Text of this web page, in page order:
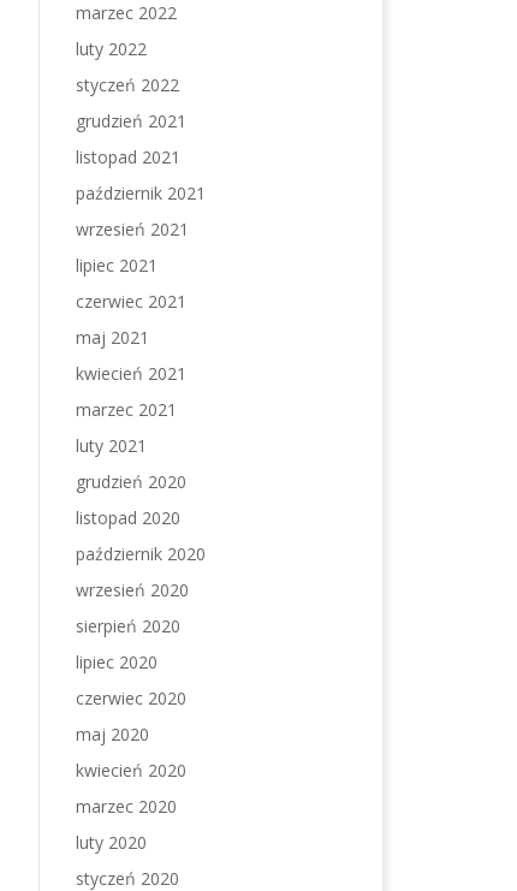
marzec 2022
luty 2022
styczeń 2022
grudzień 2021
listopad 2021
październik 2021
wrzesień 2021
lipiec 2021
czerwiec 2021
maj 2021
kwiecień 2021
marzec 2021
luty 2021
grudzień 2020
listopad 2020
październik 2020
wrzesień 2020
sierpień 2020
lipiec 2020
czerwiec 2020
maj 2020
kwiecień 2020
marzec 2020
luty 2020
styczeń 2020